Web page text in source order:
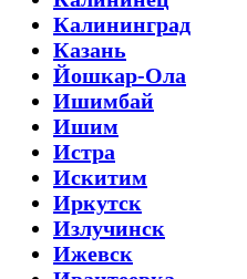
Калининград
Казань
Йошкар-Ола
Ишимбай
Ишим
Истра
Искитим
Иркутск
Излучинск
Ижевск